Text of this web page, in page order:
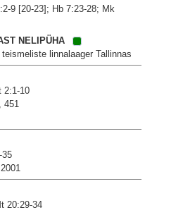
9 [20-23]; Hb 7:23-28; Mk
NELIPÜHA
linnalaager Tallinnas
2:1-10
451
35
20:29-34